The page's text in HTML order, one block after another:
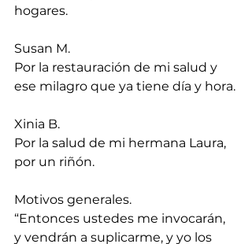
hogares.
Susan M.
Por la restauración de mi salud y
ese milagro que ya tiene día y hora.
Xinia B.
Por la salud de mi hermana Laura,
por un riñón.
Motivos generales.
“Entonces ustedes me invocarán,
y vendrán a suplicarme, y yo los